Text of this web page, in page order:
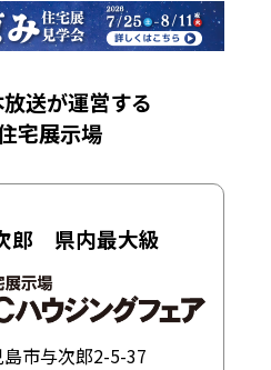
送が運営する
宅展示場
郎 県内最大級
市与次郎2-5-37